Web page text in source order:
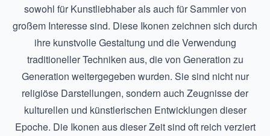
sowohl für Kunstliebhaber als auch für Sammler von
großem Interesse sind. Diese Ikonen zeichnen sich durch
ihre kunstvolle Gestaltung und die Verwendung
traditioneller Techniken aus, die von Generation zu
Generation weitergegeben wurden. Sie sind nicht nur
religiöse Darstellungen, sondern auch Zeugnisse der
kulturellen und künstlerischen Entwicklungen dieser
Epoche. Die Ikonen aus dieser Zeit sind oft reich verziert